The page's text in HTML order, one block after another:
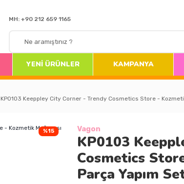
MH: +90 212 659 1165
YENİ ÜRÜNLER KAMPANYA
KP0103 Keeppley City Corner - Trendy Cosmetics Store -
%15 Vagon
KP0103
Cosmetics
Parça Yapım